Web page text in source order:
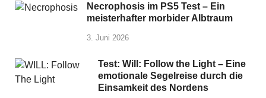
Necrophosis im PS5 Test – Ein
meisterhafter morbider Albtraum
3. Juni 2026
Test: Will: Follow the Light – Eine
emotionale Segelreise durch die
Einsamkeit des Nordens